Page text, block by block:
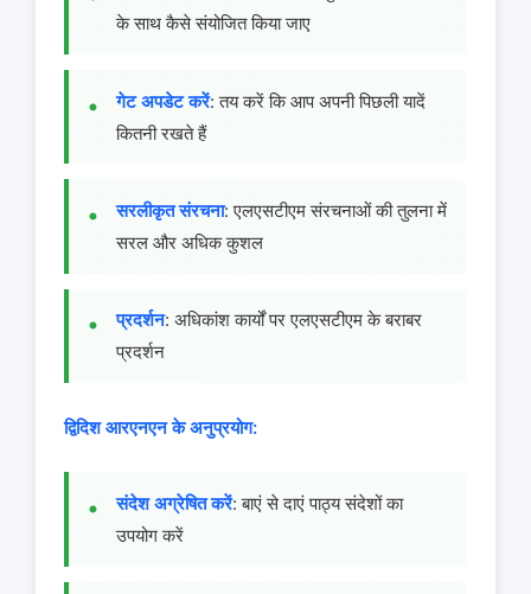
के साथ कैसे संयोजित किया जाए
गेट अपडेट करें: तय करें कि आप अपनी पिछली यादें
कितनी रखते हैं
सरलीकृत संरचना: एलएसटीएम संरचनाओं की तुलना में
सरल और अधिक कुशल
प्रदर्शन: अधिकांश कार्यों पर एलएसटीएम के बराबर
प्रदर्शन
द्विदिश आरएनएन के अनुप्रयोग:
संदेश अग्रेषित करें: बाएं से दाएं पाठ्य संदेशों का
उपयोग करें